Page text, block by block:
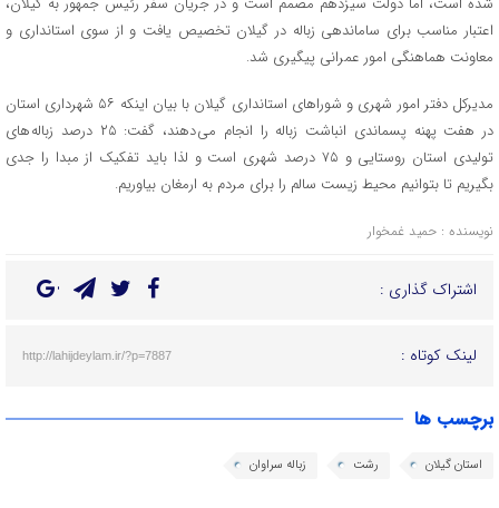
اعتبار مناسب برای ساماندهی زباله در گیلان تخصیص یافت و از سوی استانداری و
معاونت هماهنگی امور عمرانی پیگیری شد.
مدیرکل دفتر امور شهری و شوراهای استانداری گیلان با بیان اینکه ۵۶ شهرداری استان
در هفت پهنه پسماندی انباشت زباله را انجام می دهند، گفت: ۲۵ درصد زباله های
تولیدی استان روستایی و ۷۵ درصد شهری است و لذا باید تفکیک از مبدا را جدی
بگیریم تا بتوانیم محیط زیست سالم را برای مردم به ارمغان بیاوریم.
نویسنده : حمید غمخوار
اشتراک گذاری :
لینک کوتاه : http://lahijdeylam.ir/?p=7887
برچسب ها
استان گیلان رشت زباله سراوان